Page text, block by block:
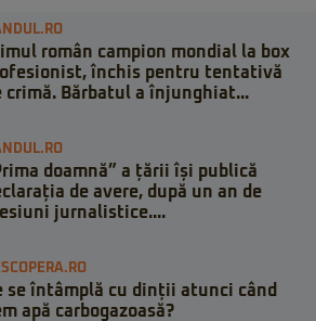
român campion mondial la box
închis pentru tentativă
crimă. Bărbatul a înjunghiat...
doamnă” a țării își publică
de avere, după un an de
jurnalistice....
se întâmplă cu dinții atunci când
apă carbogazoasă?